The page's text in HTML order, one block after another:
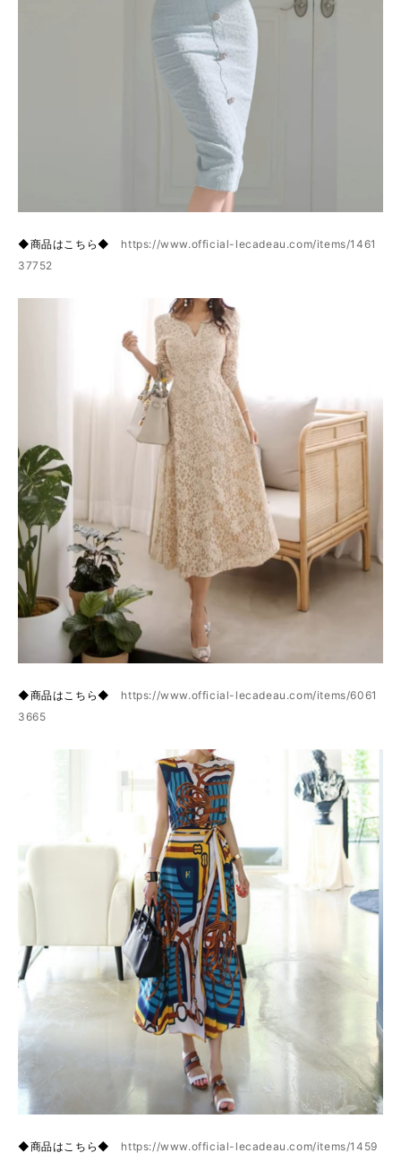
◆商品はこちら◆ https://www.official-lecadeau.com/items/1461
37752
◆商品はこちら◆ https://www.official-lecadeau.com/items/6061
3665
◆商品はこちら◆ https://www.official-lecadeau.com/items/1459